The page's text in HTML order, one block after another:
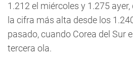
1.212 el miércoles y 1.275
la cifra más alta desde los
pasado, cuando Corea del Sur
tercera ola.